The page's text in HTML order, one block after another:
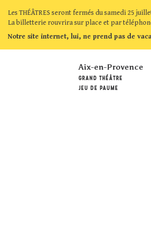
Les THÉÂTRES seront fermés du samedi 25
La billetterie rouvrira sur place et par
Notre site internet, lui, ne prend pas de
Aix-en-Provence
GRAND THÉÂTRE
JEU DE PAUME